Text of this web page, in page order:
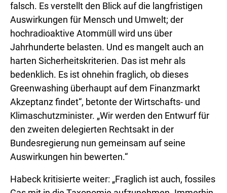
falsch. Es verstellt den Blick auf die langfristigen
Auswirkungen für Mensch und Umwelt; der
hochradioaktive Atommüll wird uns über
Jahrhunderte belasten. Und es mangelt auch an
harten Sicherheitskriterien. Das ist mehr als
bedenklich. Es ist ohnehin fraglich, ob dieses
Greenwashing überhaupt auf dem Finanzmarkt
Akzeptanz findet“, betonte der Wirtschafts- und
Klimaschutzminister. „Wir werden den Entwurf für
den zweiten delegierten Rechtsakt in der
Bundesregierung nun gemeinsam auf seine
Auswirkungen hin bewerten.“
Habeck kritisierte weiter: „Fraglich ist auch, fossiles